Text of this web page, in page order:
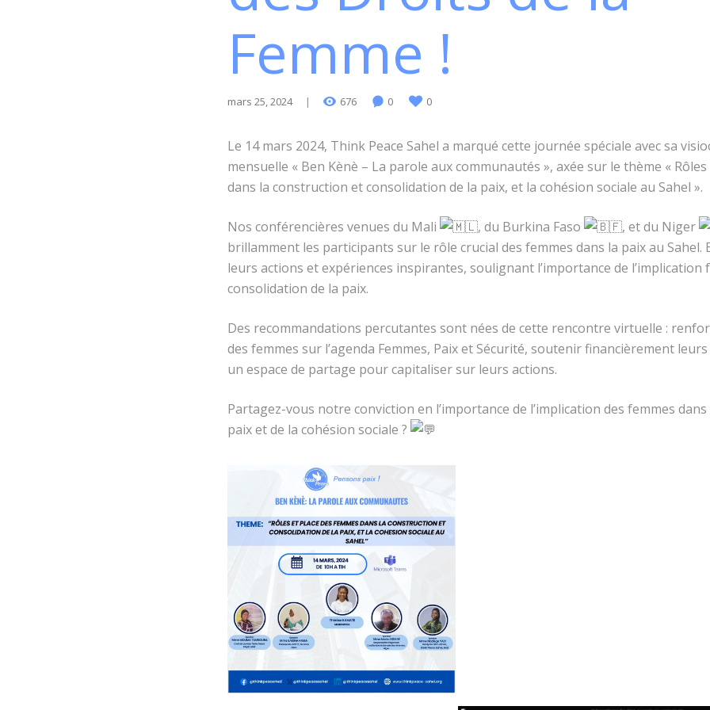
Femme !
mars 25, 2024 676 0 0
Le 14 mars 2024, Think Peace Sahel a marqué cette journée spéciale avec sa
mensuelle « Ben Kènè – La parole aux communautés », axée sur le thème «
dans la construction et consolidation de la paix, et la cohésion sociale au Sahel ».
Nos conférencières venues du Mali , du Burkina Faso , et du Niger
brillamment les participants sur le rôle crucial des femmes dans la paix au Sahel.
leurs actions et expériences inspirantes, soulignant l’importance de l’implication
consolidation de la paix.
Des recommandations percutantes sont nées de cette rencontre virtuelle :
des femmes sur l’agenda Femmes, Paix et Sécurité, soutenir financièrement
un espace de partage pour capitaliser sur leurs actions.
Partagez-vous notre conviction en l’importance de l’implication des femmes
paix et de la cohésion sociale ?